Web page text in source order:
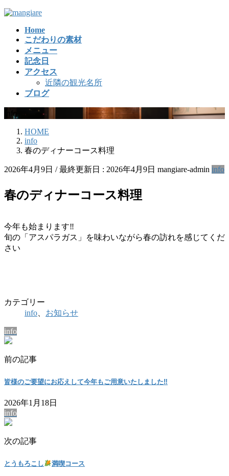
コ
ナ
動
Home
こだわりの素材
メニュー
記念日
アクセス
近隣の観光名所
ブログ
info
HOME
info
春のディナーコース料理
2026年4月9日 / 最終更新日 : 2026年4月9日 mangiare-admin info
春のディナーコース料理
今年も始まります‼︎
旬の「アスパラガス」を味わいながら春の訪れを感じてくだ
さい
カテゴリー
info お知らせ
info
前の記事
皆様のご要望にお応えして今年もご用意いたしました‼︎
2026年1月18日
info
次の記事
とうもろこし 満喫コース